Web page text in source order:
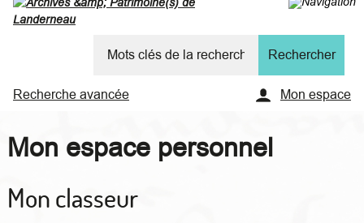
Recherche avancée Mon espace
Mon espace personnel
Mon classeur